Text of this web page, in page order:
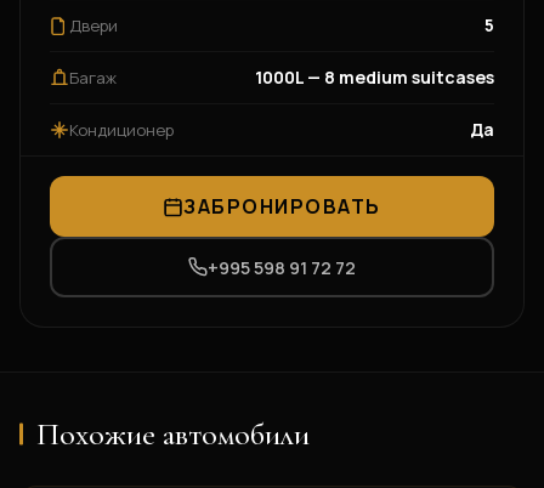
Двери 5
Багаж 1000L — 8 medium suitcases
Кондиционер Да
ЗАБРОНИРОВАТЬ
+995 598 91 72 72
Похожие автомобили